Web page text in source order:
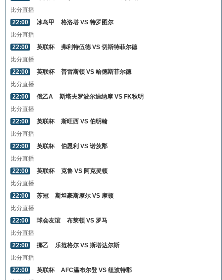
比分直播
22:00
冰岛甲
格洛塔 VS 特罗图尔
比分直播
22:00
英联杯
弗利特伍德 VS 切斯特菲尔德
比分直播
22:00
英联杯
普雷斯顿 VS 哈德斯菲尔德
比分直播
22:00
俄乙A
斯塔夫罗波尔迪纳摩 VS FK秋明
比分直播
22:00
英联杯
斯旺西 VS 伯明翰
比分直播
22:00
英联杯
伯恩利 VS 诺茨郡
比分直播
22:00
英联杯
克鲁 VS 阿克灵顿
比分直播
22:00
苏冠
斯坦豪斯摩尔 VS 摩顿
比分直播
22:00
球会友谊
布莱顿 VS 罗马
比分直播
22:00
挪乙
乐范格尔 VS 斯塔达尔斯
比分直播
22:00
英联杯
AFC温布尔登 VS 纽波特郡